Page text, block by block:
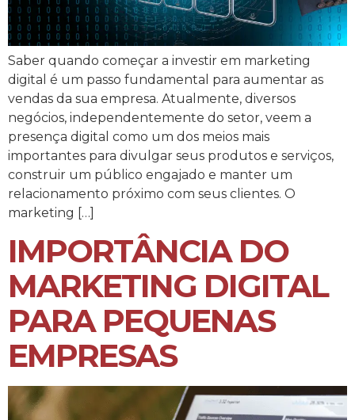
Saber quando começar a investir em marketing
digital é um passo fundamental para aumentar as
vendas da sua empresa. Atualmente, diversos
negócios, independentemente do setor, veem a
presença digital como um dos meios mais
importantes para divulgar seus produtos e serviços,
construir um público engajado e manter um
relacionamento próximo com seus clientes. O
marketing […]
IMPORTÂNCIA DO
MARKETING DIGITAL
PARA PEQUENAS
EMPRESAS